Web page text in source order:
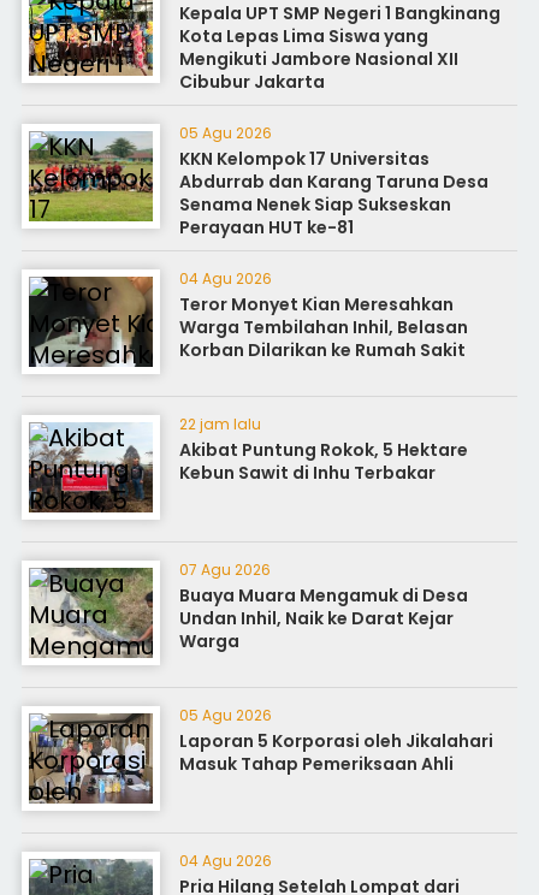
Kepala UPT SMP Negeri 1 Bangkinang
Kota Lepas Lima Siswa yang
Mengikuti Jambore Nasional XII
Cibubur Jakarta
05 Agu 2026
KKN Kelompok 17 Universitas
Abdurrab dan Karang Taruna Desa
Senama Nenek Siap Sukseskan
Perayaan HUT ke-81
04 Agu 2026
Teror Monyet Kian Meresahkan
Warga Tembilahan Inhil, Belasan
Korban Dilarikan ke Rumah Sakit
22 jam lalu
Akibat Puntung Rokok, 5 Hektare
Kebun Sawit di Inhu Terbakar
07 Agu 2026
Buaya Muara Mengamuk di Desa
Undan Inhil, Naik ke Darat Kejar
Warga
05 Agu 2026
Laporan 5 Korporasi oleh Jikalahari
Masuk Tahap Pemeriksaan Ahli
04 Agu 2026
Pria Hilang Setelah Lompat dari